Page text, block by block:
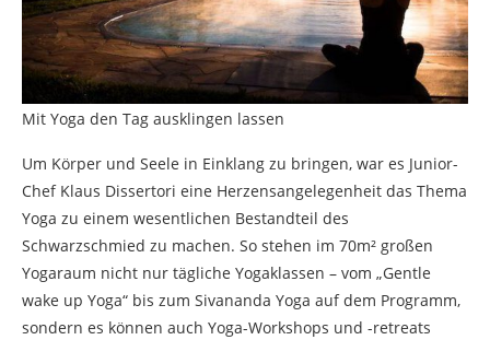
Mit Yoga den Tag ausklingen lassen
Um Körper und Seele in Einklang zu bringen, war es Junior-
Chef Klaus Dissertori eine Herzensangelegenheit das Thema
Yoga zu einem wesentlichen Bestandteil des
Schwarzschmied zu machen. So stehen im 70m² großen
Yogaraum nicht nur tägliche Yogaklassen – vom „Gentle
wake up Yoga“ bis zum Sivananda Yoga auf dem Programm,
sondern es können auch Yoga-Workshops und -retreats